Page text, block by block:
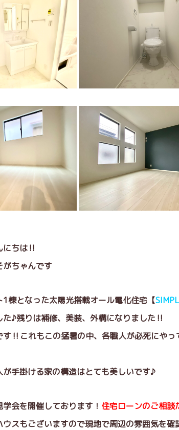
にちは‼️
がちゃんです
1棟となった太陽光搭載オール電化住宅【
た♪残りは補修、美装、外構になりました‼
す‼これもこの猛暑の中、各職人が必死にや
が手掛ける家の構造はとても美しいです♪
会を開催しております！ 住宅ローンのご相談
ウスもございますので現地で周辺の雰囲気を